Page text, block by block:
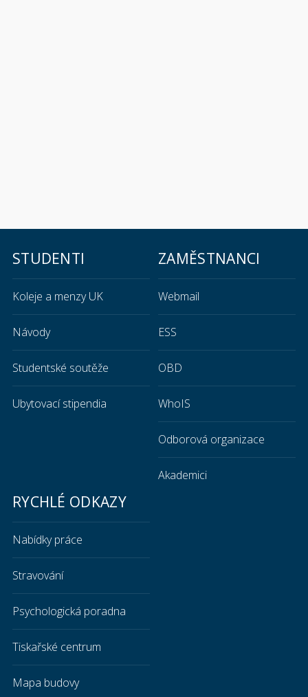
STUDENTI
Koleje a menzy UK
Návody
Studentské soutěže
Ubytovací stipendia
ZAMĚSTNANCI
Webmail
ESS
OBD
WhoIS
Odborová organizace
Akademici
RYCHLÉ ODKAZY
Nabídky práce
Stravování
Psychologická poradna
Tiskařské centrum
Mapa budovy